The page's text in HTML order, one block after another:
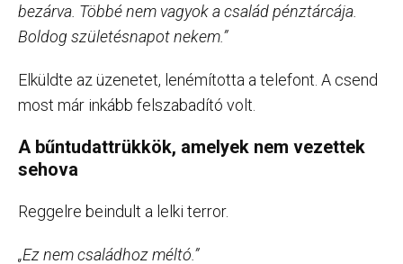
bezárva. Többé nem vagyok a család pénztárcája.
Boldog születésnapot nekem.”
Elküldte az üzenetet, lenémította a telefont. A csend
most már inkább felszabadító volt.
A bűntudattrükkök, amelyek nem vezettek
sehova
Reggelre beindult a lelki terror.
„Ez nem családhoz méltó.”